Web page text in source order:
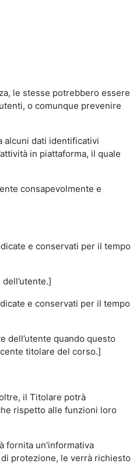
le stesse potrebbero essere
o comunque prevenire
alcuni dati identificativi
in piattaforma, il quale
consapevolmente e
e conservati per il tempo
e conservati per il tempo
dell’utente quando questo
titolare del corso.]
il Titolare potrà
rispetto alle funzioni loro
fornita un'informativa
protezione, le verrà richiesto